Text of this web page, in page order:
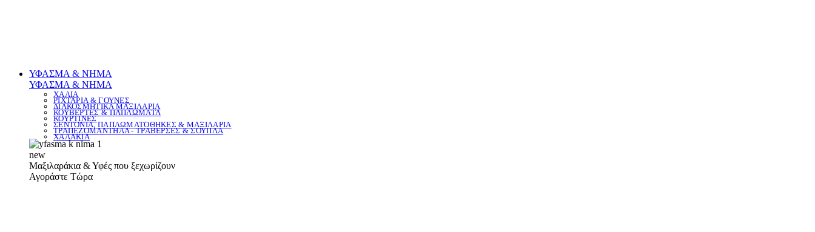
ΥΦΑΣΜΑ & ΝΗΜΑ
ΥΦΑΣΜΑ & ΝΗΜΑ
ΧΑΛΙΑ
ΡΙΧΤΑΡΙΑ & ΓΟΥΝΕΣ
ΔΙΑΚΟΣΜΗΤΙΚΑ ΜΑΞΙΛΑΡΙΑ
ΚΟΥΒΕΡΤΕΣ & ΠΑΠΛΩΜΑΤΑ
ΚΟΥΡΤΙΝΕΣ
ΣΕΝΤΟΝΙΑ, ΠΑΠΛΩΜΑΤΟΘΗΚΕΣ & ΜΑΞΙΛΑΡΙΑ
ΤΡΑΠΕΖΟΜΑΝΤΗΛΑ - ΤΡΑΒΕΡΣΕΣ & ΣΟΥΠΛΑ
ΧΑΛΑΚΙΑ
new
Μαξιλαράκια & Υφές που ξεχωρίζουν
Αγοράστε Τώρα